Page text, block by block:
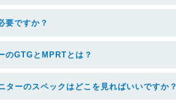
要ですか？
のGTGとMPRTとは？
ターのスペックはどこを見ればいいですか？